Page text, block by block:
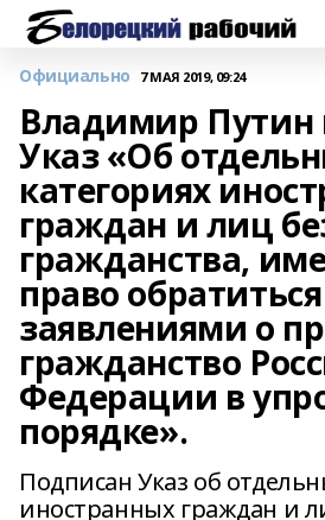
Официально 7 МАЯ 2019, 09:24
Владимир Путин
Указ «Об
категориях
граждан и лиц
гражданства,
право
заявлениями о
гражданство
Федерации в
порядке».
Подписан Указ об
иностранных граждан и